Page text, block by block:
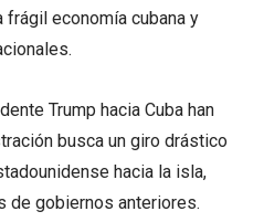
frágil economía cubana y
Trump hacia Cuba han
busca un giro drástico
hacia la isla,
de gobiernos anteriores.